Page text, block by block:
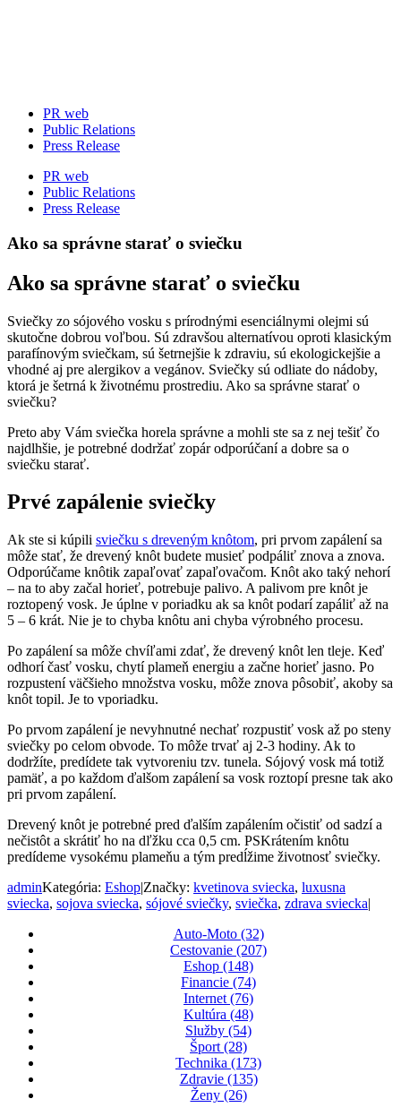
PR web
Public Relations
Press Release
PR web
Public Relations
Press Release
Ako sa správne starať o sviečku
Ako sa správne starať o sviečku
Sviečky zo sójového vosku s prírodnými esenciálnymi olejmi sú
skutočne dobrou voľbou. Sú zdravšou alternatívou oproti klasickým
parafínovým sviečkam, sú šetrnejšie k zdraviu, sú ekologickejšie a
vhodné aj pre alergikov a vegánov. Sviečky sú odliate do nádoby,
ktorá je šetrná k životnému prostrediu. Ako sa správne starať o
sviečku?
Preto aby Vám sviečka horela správne a mohli ste sa z nej tešiť čo
najdlhšie, je potrebné dodržať zopár odporúčaní a dobre sa o
sviečku starať.
Prvé zapálenie sviečky
Ak ste si kúpili sviečku s dreveným knôtom, pri prvom zapálení sa
môže stať, že drevený knôt budete musieť podpáliť znova a znova.
Odporúčame knôtik zapaľovať zapaľovačom. Knôt ako taký nehorí
– na to aby začal horieť, potrebuje palivo. A palivom pre knôt je
roztopený vosk. Je úplne v poriadku ak sa knôt podarí zapáliť až na
5 – 6 krát. Nie je to chyba knôtu ani chyba výrobného procesu.
Po zapálení sa môže chvíľami zdať, že drevený knôt len tleje. Keď
odhorí časť vosku, chytí plameň energiu a začne horieť jasno. Po
rozpustení väčšieho množstva vosku, môže znova pôsobiť, akoby sa
knôt topil. Je to vporiadku.
Po prvom zapálení je nevyhnutné nechať rozpustiť vosk až po steny
sviečky po celom obvode. To môže trvať aj 2-3 hodiny. Ak to
dodržíte, predídete tak vytvoreniu tzv. tunela. Sójový vosk má totiž
pamäť, a po každom ďalšom zapálení sa vosk roztopí presne tak ako
pri prvom zapálení.
Drevený knôt je potrebné pred ďalším zapálením očistiť od sadzí a
nečistôt a skrátiť ho na dľžku cca 0,5 cm. PSKrátením knôtu
predídeme vysokému plameňu a tým predĺžime životnosť sviečky.
adminKategória: Eshop|Značky: kvetinova sviecka, luxusna
sviecka, sojova sviecka, sójové sviečky, sviečka, zdrava sviecka|
Auto-Moto (32)
Cestovanie (207)
Eshop (148)
Financie (74)
Internet (76)
Kultúra (48)
Služby (54)
Šport (28)
Technika (173)
Zdravie (135)
Ženy (26)